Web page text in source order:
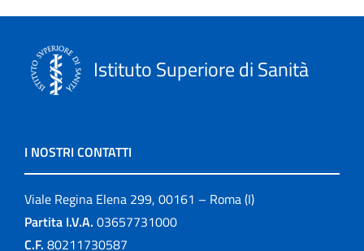
Istituto Superiore di Sanità
I NOSTRI CONTATTI
Viale Regina Elena 299, 00161 – Roma (I)
Partita I.V.A. 03657731000
C.F. 80211730587